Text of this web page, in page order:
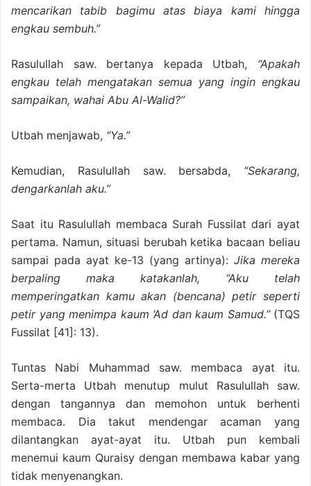
mencarikan tabib bagimu atas biaya kami hingga
engkau sembuh.”
Rasulullah saw. bertanya kepada Utbah, “Apakah
engkau telah mengatakan semua yang ingin engkau
sampaikan, wahai Abu Al-Walid?”
Utbah menjawab, “Ya.”
Kemudian, Rasulullah saw. bersabda, “Sekarang,
dengarkanlah aku.”
Saat itu Rasulullah membaca Surah Fussilat dari ayat
pertama. Namun, situasi berubah ketika bacaan beliau
sampai pada ayat ke-13 (yang artinya): Jika mereka
berpaling maka katakanlah, “Aku telah
memperingatkan kamu akan (bencana) petir seperti
petir yang menimpa kaum ‘Ad dan kaum Samud.”(TQS
Fussilat [41]: 13).
Tuntas Nabi Muhammad saw. membaca ayat itu.
Serta-merta Utbah menutup mulut Rasulullah saw.
dengan tangannya dan memohon untuk berhenti
membaca. Dia takut mendengar acaman yang
dilantangkan ayat-ayat itu. Utbah pun kembali
menemui kaum Quraisy dengan membawa kabar yang
tidak menyenangkan.